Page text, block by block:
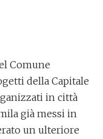
Comune
della Capitale
in città
già messi in
un ulteriore